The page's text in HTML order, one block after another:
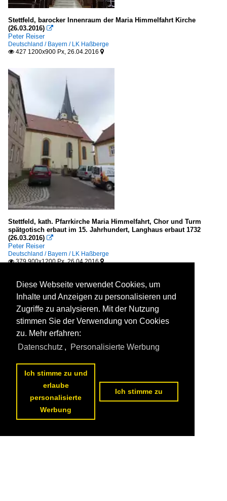
Stettfeld, barocker Innenraum der Maria Himmelfahrt Kirche
(26.03.2016) 
Peter Reiser
Deutschland / Bayern / LK Haßberge
 427 1200x900 Px, 26.04.2016 
Stettfeld, kath. Pfarrkirche Maria Himmelfahrt, Chor und Turm
spätgotisch erbaut im 15. Jahrhundert, Langhaus erbaut 1732
(26.03.2016) 
Peter Reiser
Deutschland / Bayern / LK Haßberge
379 900x1200 Px, 26.04.2016
Diese Webseite verwendet Cookies, um
Inhalte und Anzeigen zu personalisieren und
Zugriffe zu analysieren. Mit der Nutzung
stimmen Sie der Verwendung von Cookies
zu. Mehr erfahren:
Datenschutz , Personalisierte Werbung
Ich stimme zu und
erlaube
personalisierte
Werbung
Ich stimme zu